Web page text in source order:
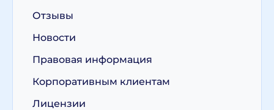
Отзывы
Новости
Правовая информация
Корпоративным клиентам
Лицензии